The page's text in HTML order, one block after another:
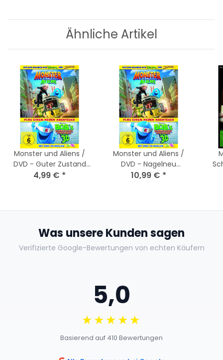
Ähnliche Artikel
Monster und Aliens /
DVD - Guter Zustand
ohne Brillen
4,99 € *
Monster und Aliens /
DVD - Nagelneu
Versiegelt + 2 3D Brillen
10,99 € *
Was unsere Kunden sagen
Verifizierte Google-Bewertungen von echten Käufern
5,0
★★★★★
Basierend auf 410 Bewertungen